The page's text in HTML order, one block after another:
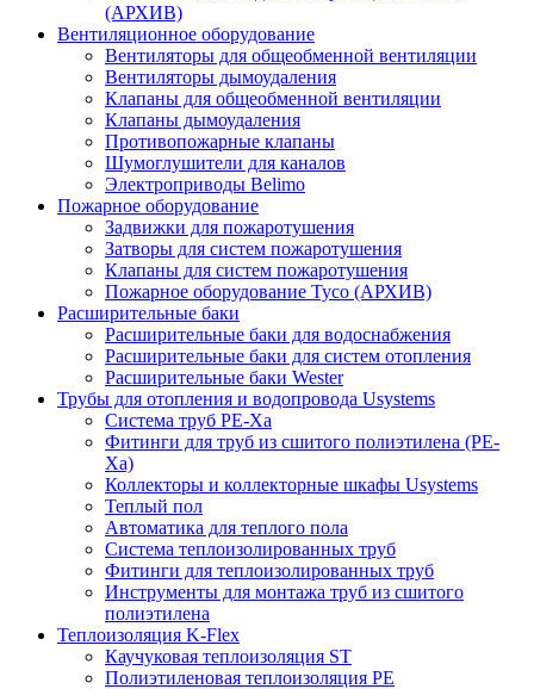
(АРХИВ)
Вентиляционное оборудование
Вентиляторы для общеобменной вентиляции
Вентиляторы дымоудаления
Клапаны для общеобменной вентиляции
Клапаны дымоудаления
Противопожарные клапаны
Шумоглушители для каналов
Электроприводы Belimo
Пожарное оборудование
Задвижки для пожаротушения
Затворы для систем пожаротушения
Клапаны для систем пожаротушения
Пожарное оборудование Tyco (АРХИВ)
Расширительные баки
Расширительные баки для водоснабжения
Расширительные баки для систем отопления
Расширительные баки Wester
Трубы для отопления и водопровода Usystems
Система труб PE-Xa
Фитинги для труб из сшитого полиэтилена (PE-
Xa)
Коллекторы и коллекторные шкафы Usystems
Теплый пол
Автоматика для теплого пола
Система теплоизолированных труб
Фитинги для теплоизолированных труб
Инструменты для монтажа труб из сшитого
полиэтилена
Теплоизоляция K-Flex
Каучуковая теплоизоляция ST
Полиэтиленовая теплоизоляция PE